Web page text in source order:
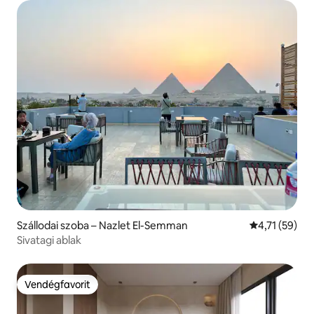
Szállodai szoba – Nazlet El-Semman Átlagos
4,71 (59)
Sivatagi ablak
Vendégfavorit
Vendégfavorit